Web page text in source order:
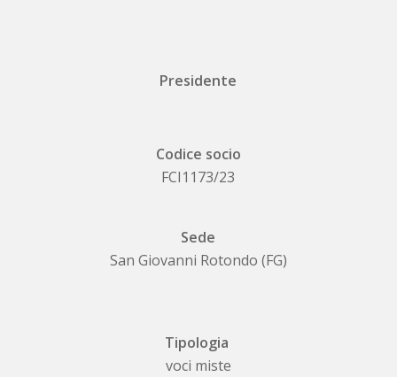
Presidente
Codice socio
FCI1173/23
Sede
San Giovanni Rotondo (FG)
Tipologia
voci miste